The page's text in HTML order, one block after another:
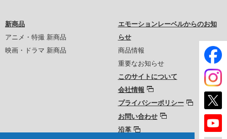
新商品
アニメ・特撮 新商品
映画・ドラマ 新商品
エモーションレーベルからのお知
らせ
商品情報
重要なお知らせ
このサイトについて
会社情報
プライバシーポリシー
お問い合わせ
沿革